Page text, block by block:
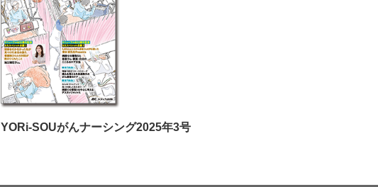
YORi-SOUがんナーシング2025年3号